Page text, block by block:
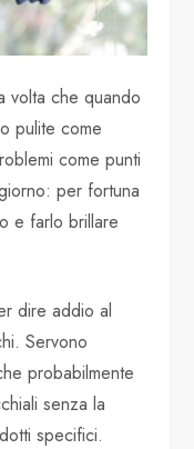
volta che quando
pulite come
come punti
per fortuna
e farlo brillare
dire addio al
Servono
probabilmente
senza la
specifici.